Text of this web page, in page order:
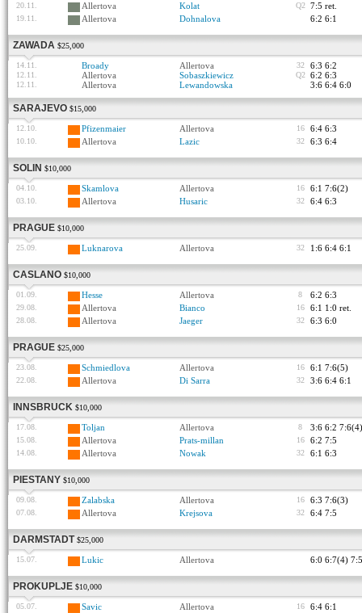
20.11. Allertova Kolat Q2 7:5 ret.
19.11. Allertova Dohnalova 6:2 6:1
ZAWADA $25,000
14.11. Broady Allertova 32 6:3 6:2
12.11. Allertova Sobaszkiewicz Q2 6:2 6:3
12.11. Allertova Lewandowska 3:6 6:4 6:0
SARAJEVO $15,000
12.10. Pfizenmaier Allertova 16 6:4 6:3
10.10. Allertova Lazic 32 6:3 6:4
SOLIN $10,000
04.10. Skamlova Allertova 16 6:1 7:6(2)
03.10. Allertova Husaric 32 6:4 6:3
PRAGUE $10,000
25.09. Luknarova Allertova 32 1:6 6:4 6:1
CASLANO $10,000
01.09. Hesse Allertova 8 6:2 6:3
29.08. Allertova Bianco 16 6:1 1:0 ret.
28.08. Allertova Jaeger 32 6:3 6:0
PRAGUE $25,000
23.08. Schmiedlova Allertova 16 6:1 7:6(5)
22.08. Allertova Di Sarra 32 3:6 6:4 6:1
INNSBRUCK $10,000
17.08. Toljan Allertova 8 3:6 6:2 7:6(4)
15.08. Allertova Prats-millan 16 6:2 7:5
14.08. Allertova Nowak 32 6:1 6:3
PIESTANY $10,000
09.08. Zalabska Allertova 16 6:3 7:6(3)
07.08. Allertova Krejsova 32 6:4 7:5
DARMSTADT $25,000
15.07. Lukic Allertova 6:0 6:7(4) 7:5
PROKUPLJE $10,000
05.07. Savic Allertova 16 6:4 6:1